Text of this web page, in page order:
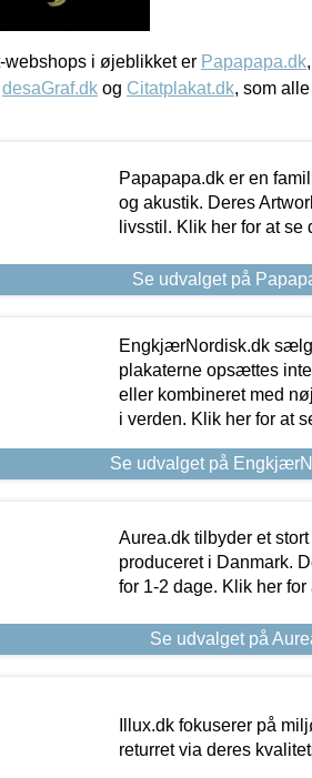
i øjeblikket er Papapapa.dk,
desaGraf.dk og Citatplakat.dk, som
Papapapa.dk er en
og akustik. Deres
livsstil. Klik her for at se
Se udvalget på
EngkjærNordisk.dk
plakaterne opsættes
eller kombineret med
i verden. Klik her for at
Se udvalget på
Aurea.dk tilbyder et
produceret i Danmark.
for 1-2 dage. Klik her
Se udvalget på
Illux.dk fokuserer på
returret via deres